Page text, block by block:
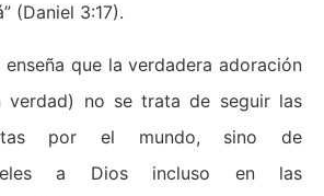
(Daniel 3:17).
que la verdadera adoración
verdad) no se trata de seguir las
por el mundo, sino de
fieles a Dios incluso en las